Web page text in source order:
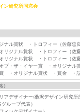
ン研究所同窓会
ナル賞状 ・トロフィー（佐藤忠
リジナル賞状 ・トロフィー（佐
リジナル賞状 ・トロフィー（佐
ブ・ザ・イヤー賞 ・オリジナ
・オリジナル賞状 ・賞金 ・記
）
アデザイナー/桑沢デザイン研究所
ループ代表）